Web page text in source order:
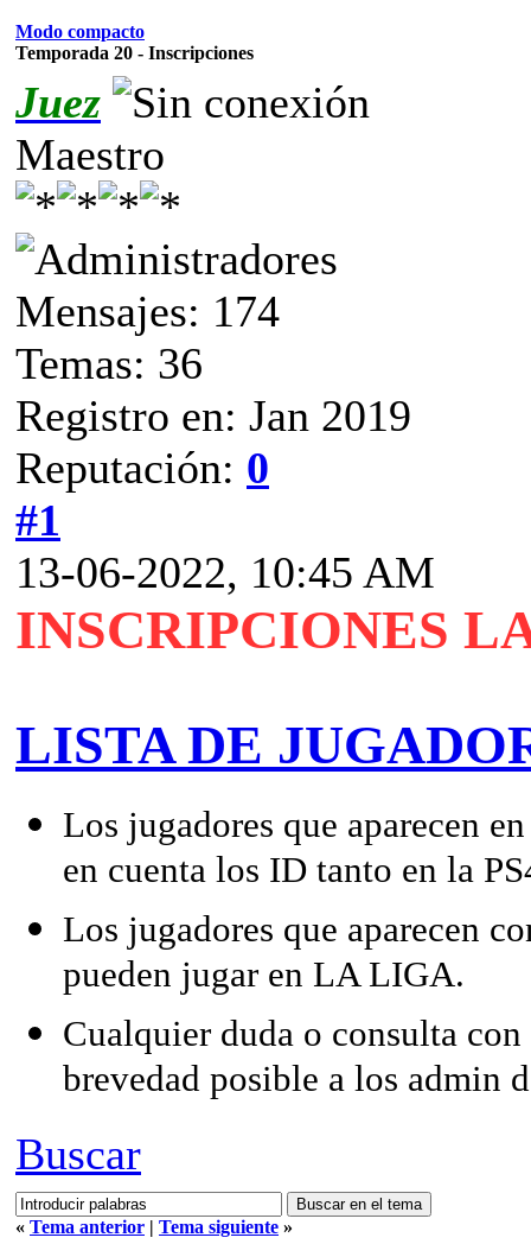
Modo compacto
Temporada 20 - Inscripciones
Juez
Maestro
Mensajes: 174
Temas: 36
Registro en: Jan 2019
Reputación: 0
#1
13-06-2022, 10:45 AM
INSCRIPCIONES
LISTA DE
Los jugadores que aparecen
en cuenta los ID tanto en la
Los jugadores que aparecen
pueden jugar en LA LIGA.
Cualquier duda o consulta
brevedad posible a los admin
Buscar
« Tema anterior | Tema siguiente »